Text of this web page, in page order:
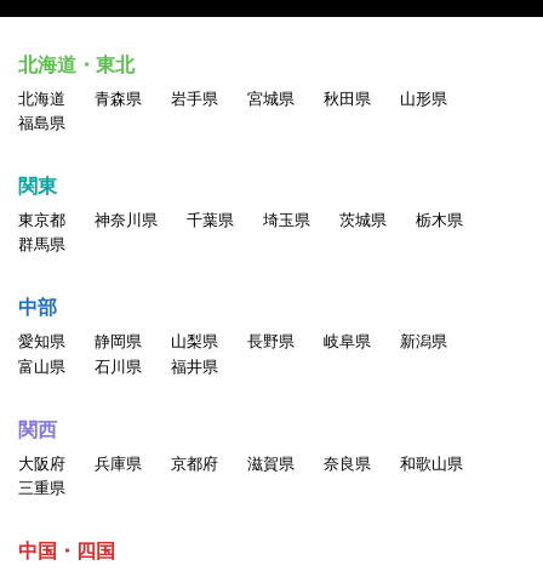
北海道・東北
北海道 青森県 岩手県 宮城県 秋田県
山形県
福島県
関東
東京都 神奈川県 千葉県 埼玉県 茨城県
栃木県
群馬県
中部
愛知県 静岡県 山梨県 長野県 岐阜県
新潟県
富山県
石川県 福井県
関西
大阪府 兵庫県 京都府 滋賀県 奈良県
和歌山県
三重県
中国・四国